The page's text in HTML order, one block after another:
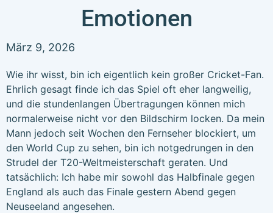
Emotionen
März 9, 2026
Wie ihr wisst, bin ich eigentlich kein großer Cricket-Fan.
Ehrlich gesagt finde ich das Spiel oft eher langweilig,
und die stundenlangen Übertragungen können mich
normalerweise nicht vor den Bildschirm locken. Da mein
Mann jedoch seit Wochen den Fernseher blockiert, um
den World Cup zu sehen, bin ich notgedrungen in den
Strudel der T20-Weltmeisterschaft geraten. Und
tatsächlich: Ich habe mir sowohl das Halbfinale gegen
England als auch das Finale gestern Abend gegen
Neuseeland angesehen.